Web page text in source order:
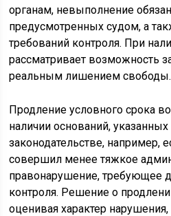
органам, невыполнение
предусмотренных судом, а
требований контроля. При
рассматривает возможность
реальным лишением свободы.
Продление условного срока
наличии оснований,
законодательстве, например,
совершил менее тяжкое
правонарушение, требующее
контроля. Решение о
оценивая характер